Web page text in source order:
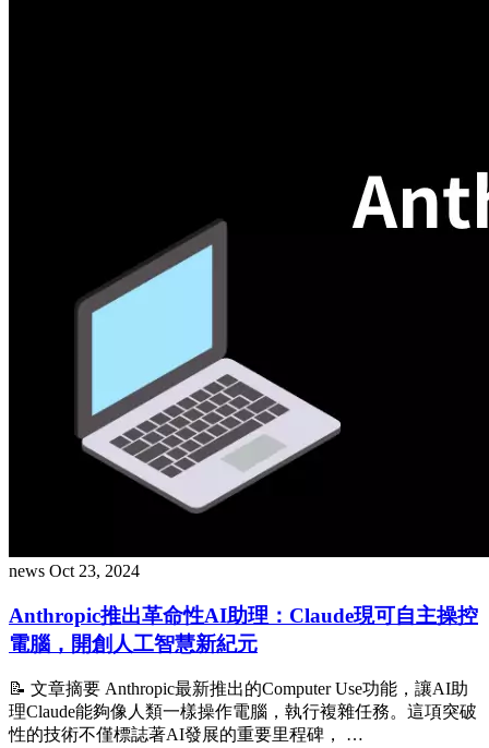
news Oct 23, 2024
Anthropic推出革命性AI助理：Claude現可自主操控
電腦，開創人工智慧新紀元
📝 文章摘要 Anthropic最新推出的Computer Use功能，讓AI助
理Claude能夠像人類一樣操作電腦，執行複雜任務。這項突破
性的技術不僅標誌著AI發展的重要里程碑， …